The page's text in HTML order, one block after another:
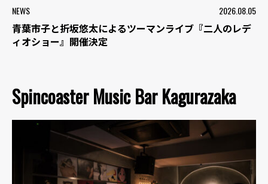
NEWS 2026.08.05
青葉市子と折坂悠太によるツーマンライブ『二人のレデ
ィオショー』開催決定
Spincoaster Music Bar Kagurazaka